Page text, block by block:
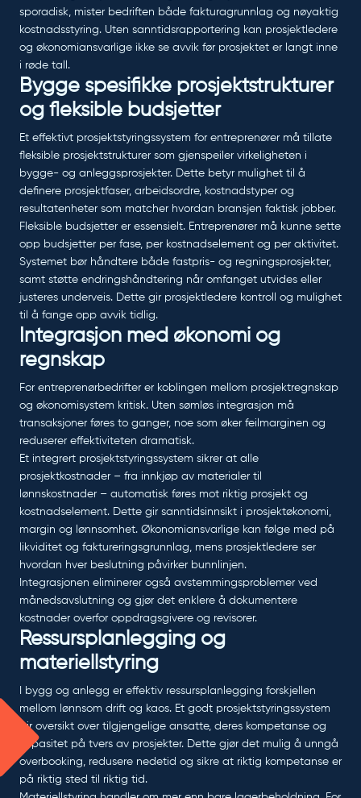
sporadisk, mister bedriften både fakturagrunnlag og nøyaktig
kostnadsstyring. Uten sanntidsrapportering kan prosjektledere
og økonomiansvarlige ikke se avvik før prosjektet er langt inne
i røde tall.
Bygge spesifikke prosjektstrukturer
og fleksible budsjetter
Et effektivt prosjektstyringssystem for entreprenører må tillate
fleksible prosjektstrukturer som gjenspeiler virkeligheten i
bygge- og anleggsprosjekter. Dette betyr mulighet til å
definere prosjektfaser, arbeidsordre, kostnadstyper og
resultatenheter som matcher hvordan bransjen faktisk jobber.
Fleksible budsjetter er essensielt. Entreprenører må kunne sette
opp budsjetter per fase, per kostnadselement og per aktivitet.
Systemet bør håndtere både fastpris- og regningsprosjekter,
samt støtte endringshåndtering når omfanget utvides eller
justeres underveis. Dette gir prosjektledere kontroll og mulighet
til å fange opp avvik tidlig.
Integrasjon med økonomi og
regnskap
For entreprenørbedrifter er koblingen mellom prosjektregnskap
og økonomisystem kritisk. Uten sømløs integrasjon må
transaksjoner føres to ganger, noe som øker feilmarginen og
reduserer effektiviteten dramatisk.
Et integrert prosjektstyringssystem sikrer at alle
prosjektkostnader – fra innkjøp av materialer til
lønnskostnader – automatisk føres mot riktig prosjekt og
kostnadselement. Dette gir sanntidsinnsikt i prosjektøkonomi,
margin og lønnsomhet. Økonomiansvarlige kan følge med på
likviditet og faktureringsgrunnlag, mens prosjektledere ser
hvordan hver beslutning påvirker bunnlinjen.
Integrasjonen eliminerer også avstemmingsproblemer ved
månedsavslutning og gjør det enklere å dokumentere
kostnader overfor oppdragsgivere og revisorer.
Ressursplanlegging og
materiellstyring
I bygg og anlegg er effektiv ressursplanlegging forskjellen
mellom lønnsom drift og kaos. Et godt prosjektstyringssystem
gir oversikt over tilgjengelige ansatte, deres kompetanse og
kapasitet på tvers av prosjekter. Dette gjør det mulig å unngå
overbooking, redusere nedetid og sikre at riktig kompetanse er
på riktig sted til riktig tid.